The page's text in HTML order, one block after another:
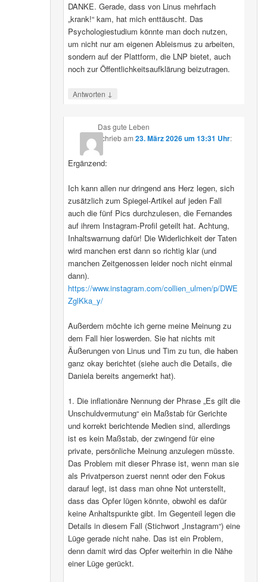
DANKE. Gerade, dass von Linus mehrfach
„krank!“ kam, hat mich enttäuscht. Das
Psychologiestudium könnte man doch nutzen,
um nicht nur am eigenen Ableismus zu arbeiten,
sondern auf der Plattform, die LNP bietet, auch
noch zur Öffentlichkeitsaufklärung beizutragen.
Antworten ↓
Das gute Leben
schriebam 23. März 2026 um 13:31 Uhr:
Ergänzend:
Ich kann allen nur dringend ans Herz legen, sich
zusätzlich zum Spiegel-Artikel auf jeden Fall
auch die fünf Pics durchzulesen, die Fernandes
auf ihrem Instagram-Profil geteilt hat. Achtung,
Inhaltswarnung dafür! Die Widerlichkeit der Taten
wird manchen erst dann so richtig klar (und
manchen Zeitgenossen leider noch nicht einmal
dann).
https://www.instagram.com/collien_ulmen/p/DWE
ZglKka_y/
Außerdem möchte ich gerne meine Meinung zu
dem Fall hier loswerden. Sie hat nichts mit
Äußerungen von Linus und Tim zu tun, die haben
ganz okay berichtet (siehe auch die Details, die
Daniela bereits angemerkt hat).
1. Die inflationäre Nennung der Phrase „Es gilt die
Unschuldvermutung“ ein Maßstab für Gerichte
und korrekt berichtende Medien sind, allerdings
ist es kein Maßstab, der zwingend für eine
private, persönliche Meinung anzulegen müsste.
Das Problem mit dieser Phrase ist, wenn man sie
als Privatperson zuerst nennt oder den Fokus
darauf legt, ist dass man ohne Not unterstellt,
dass das Opfer lügen könnte, obwohl es dafür
keine Anhaltspunkte gibt. Im Gegenteil legen die
Details in diesem Fall (Stichwort „Instagram“) eine
Lüge gerade nicht nahe. Das ist ein Problem,
denn damit wird das Opfer weiterhin in die Nähe
einer Lüge gerückt.